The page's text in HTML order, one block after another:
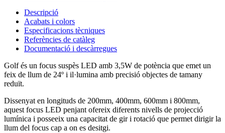
Descripció
Acabats i colors
Especificacions tècniques
Referències de catàleg
Documentació i descàrregues
Golf és un focus suspès LED amb 3,5W de potència que emet un
feix de llum de 24º i il·lumina amb precisió objectes de tamany
reduït.
Dissenyat en longituds de 200mm, 400mm, 600mm i 800mm,
aquest focus LED penjant ofereix diferents nivells de projecció
lumínica i posseeix una capacitat de gir i rotació que permet dirigir la
llum del focus cap a on es desitgi.